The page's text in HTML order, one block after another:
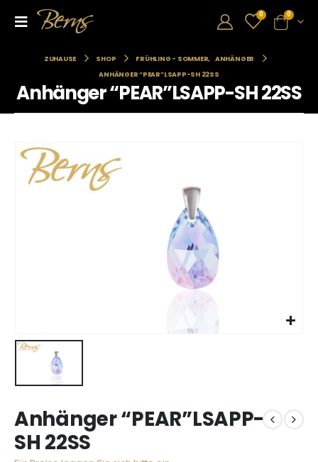
0 0
ZUHAUSE SHOP FRÜHLING - SOMMER,
ANHÄNGER
ANHÄNGER “PEAR”LSAPP-SH 22SS
Anhänger “PEAR”LSAPP-SH 22SS
Anhänger “PEAR”LSAPP-
SH 22SS